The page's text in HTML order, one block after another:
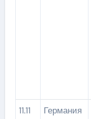
11.11 Германия